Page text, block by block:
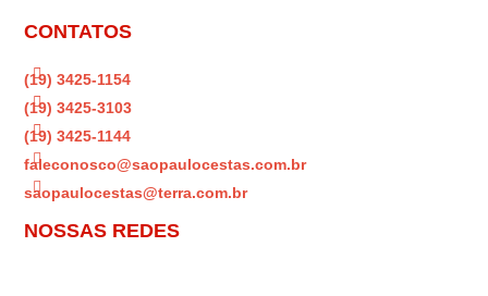
CONTATOS

(19) 3425-1154

(19) 3425-3103

(19) 3425-1144

faleconosco@saopaulocestas.com.br

saopaulocestas@terra.com.br
NOSSAS REDES